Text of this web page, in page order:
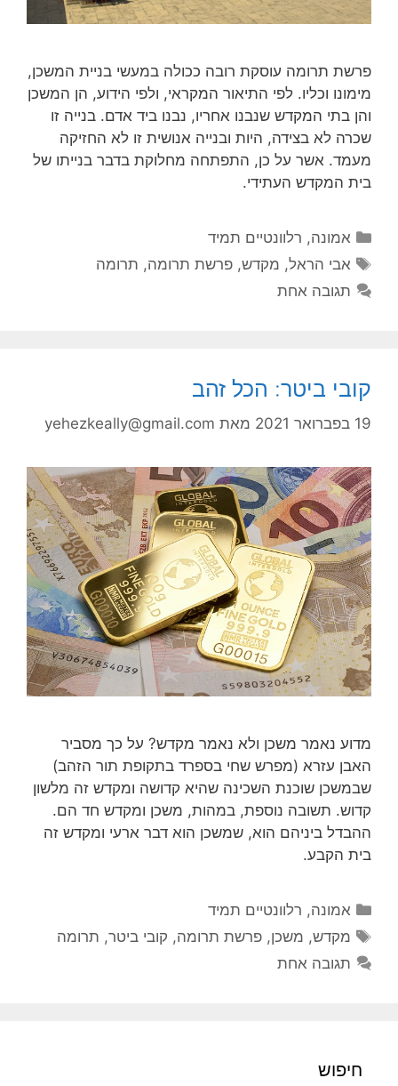
פרשת תרומה עוסקת רובה ככולה במעשי בניית המשכן,
מימונו וכליו. לפי התיאור המקראי, ולפי הידוע, הן המשכן
והן בתי המקדש שנבנו אחריו, נבנו ביד אדם. בנייה זו
שכרה לא בצידה, היות ובנייה אנושית זו לא החזיקה
מעמד. אשר על כן, התפתחה מחלוקת בדבר בנייתו של
בית המקדש העתידי.
קטגוריות
אמונה, רלוונטיים תמיד
תגיות
אבי הראל, מקדש,פרשת תרומה, תרומה
תגובה אחת
קובי ביטר: הכל זהב
19 בפברואר 2021 מאת yehezkeally@gmail.com
מדוע נאמר משכן ולא נאמר מקדש? על כך מסביר
האבן עזרא (מפרש שחי בספרד בתקופת תור הזהב)
שבמשכן שוכנת השכינה שהיא קדושה ומקדש זה מלשון
קדוש. תשובה נוספת, במהות, משכן ומקדש חד הם.
ההבדל ביניהם הוא, שמשכן הוא דבר ארעי ומקדש זה
בית הקבע.
קטגוריות
אמונה, רלוונטיים תמיד
תגיות
מקדש, משכן,פרשת תרומה, קובי ביטר, תרומה
תגובה אחת
חיפוש